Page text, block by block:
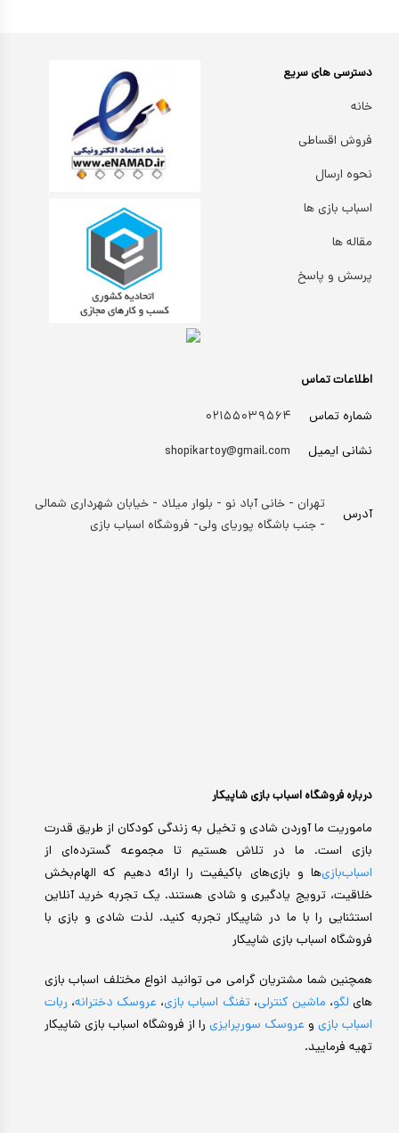
درباره فروشگاه اسباب بازی شاپیکار
ماموریت ما آوردن شادی و تخیل به زندگی کودکان از طریق قدرت
بازی است. ما در تلاش هستیم تا مجموعه گسترده‌ای از
اسباب‌بازی‌ها و بازی‌های باکیفیت را ارائه دهیم که الهام‌بخش
خلاقیت، ترویج یادگیری و شادی هستند. یک تجربه خرید آنلاین
استثنایی را با ما در شاپیکار تجربه کنید. لذت شادی و بازی با
فروشگاه اسباب بازی شاپیکار
همچنین شما مشتریان گرامی می توانید انواع مختلف اسباب بازی
های لگو، ماشین کنترلی،تفنگ اسباب بازی، عروسک دخترانه، ربات
اسباب بازی و عروسک سورپرایزی را از فروشگاه اسباب بازی شاپیکار
تهیه فرمایید.
اطلاعات تماس
شماره تماس
۰۲۱۵۵۰۳۹۵۶۴
نشانی ایمیل
shopikartoy@gmail.com
آدرس
تهران - خانی آباد نو - بلوار میلاد - خیابان شهرداری شمالی
- جنب باشگاه پوریای ولی- فروشگاه اسباب بازی
دسترسی های سریع
خانه
فروش اقساطی
نحوه ارسال
اسباب بازی ها
مقاله ها
پرسش و پاسخ